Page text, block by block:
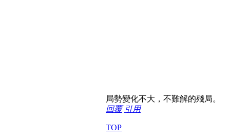
局勢變化不大，不難解的殘局。
回覆 引用
TOP